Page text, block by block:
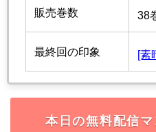
販売巻数 38
最終回の印象 [素
本日の無料配信